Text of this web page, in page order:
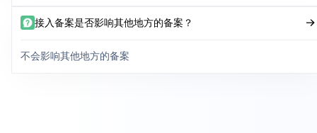
接入备案是否影响其他地方的备案？
不会影响其他地方的备案